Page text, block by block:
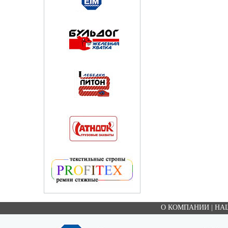
О КОМПАНИИ